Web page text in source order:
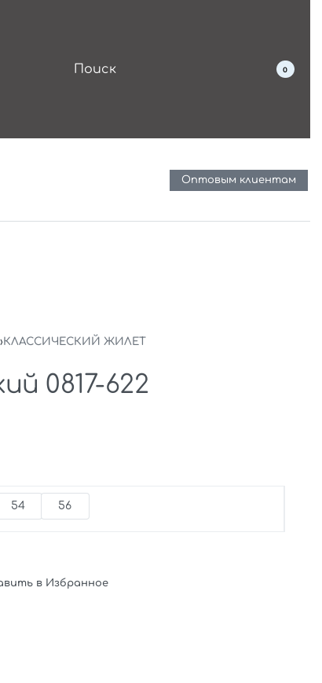
0
Оптовым клиентам
›КЛАССИЧЕСКИЙ ЖИЛЕТ
0817-622
54 56
в Избранное